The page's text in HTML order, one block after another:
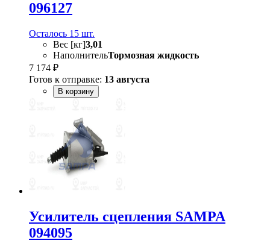
096127
Осталось 15 шт.
Вес [кг]3,01
НаполнительТормозная жидкость
7 174 ₽
Готов к отправке: 13 августа
В корзину
Усилитель сцепления SAMPA
094095